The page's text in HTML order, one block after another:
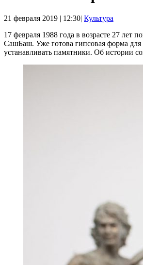
21 февраля 2019 | 12:30| Культура
17 февраля 1988 года в возрасте 27 лет
СашБаш. Уже готова гипсовая форма для
устанавливать памятники. Об истории